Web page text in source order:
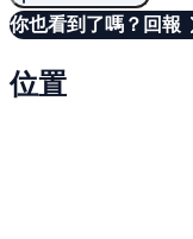
你也看到了嗎？回報
位置